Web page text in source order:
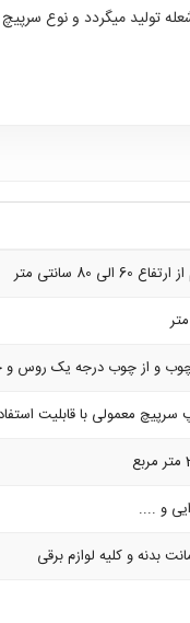
الی 80 سانتی متر
چوب و از چوب درجه یک روس و
و ....